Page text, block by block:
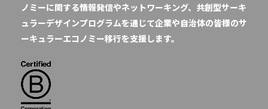
ノミーに関する情報発信やネットワーキング、共創型サーキ
ュラーデザインプログラムを通じて企業や自治体の皆様のサ
ーキュラーエコノミー移行を支援します。